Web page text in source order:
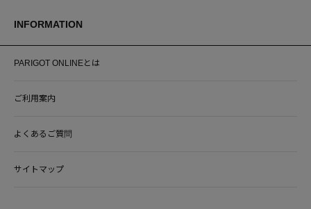
INFORMATION
PARIGOT ONLINEとは
ご利用案内
よくあるご質問
サイトマップ